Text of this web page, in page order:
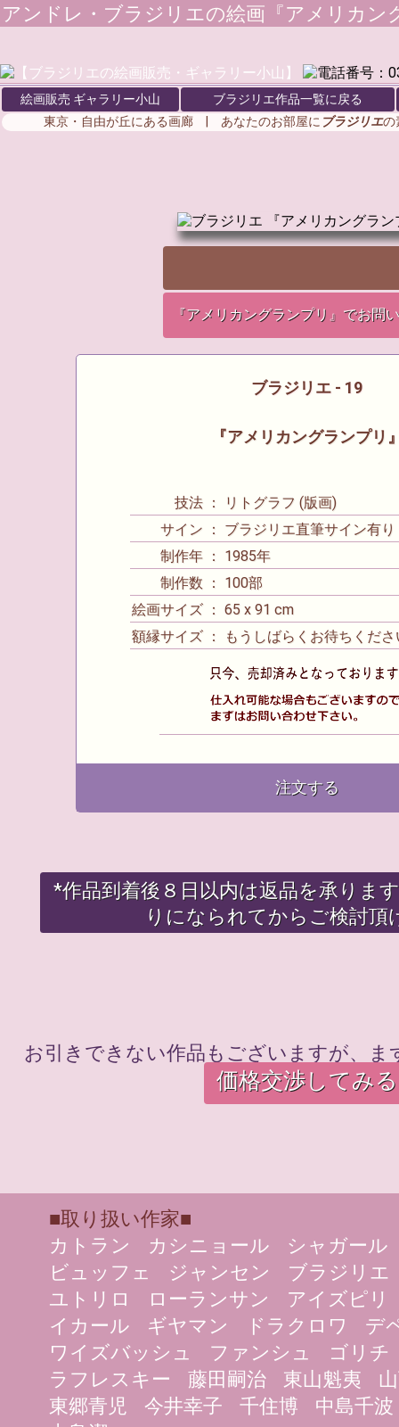
アンドレ・ブラジリエの絵画『アメリカン
絵画販売 ギャラリー小山
ブラジリエ作品一覧に戻る
東京・自由が丘にある画廊 | あなたのお部屋に ブラジリエの
『アメリカングランプリ』でお問
ブラジリエ - 19
『アメリカングランプリ
技法 ： リトグラフ (版画)
サイン ： ブラジリエ直筆サイン有り
制作年 ： 1985年
制作数 ： 100部
絵画サイズ ： 65 x 91 cm
額縁サイズ ： もうしばらくお待ちくだ
注文する
*作品到着後８日以内は返品を承りま
りになられてからご検討頂
お引きできない作品もございますが、
価格交渉してみる
■取り扱い作家■
カトラン
カシニョール
シャガール
ビュッフェ
ジャンセン
ブラジリエ
ユトリロ
ローランサン
アイズピリ
イカール
ギヤマン ドラクロワ
デ
ワイズバッシュ
ファンシュ
ゴリチ
ラフレスキー
藤田嗣治 東山魁夷
東郷青児
今井幸子 千住博
中島千波